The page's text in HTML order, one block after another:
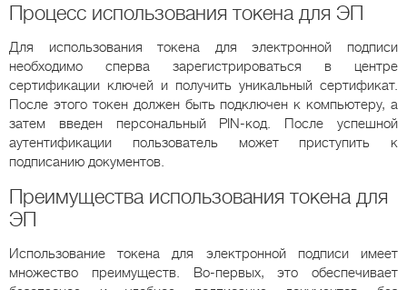
Процесс использования токена для ЭП
Для использования токена для электронной подписи
необходимо сперва зарегистрироваться в центре
сертификации ключей и получить уникальный сертификат.
После этого токен должен быть подключен к компьютеру, а
затем введен персональный PIN-код. После успешной
аутентификации пользователь может приступить к
подписанию документов.
Преимущества использования токена для
ЭП
Использование токена для электронной подписи имеет
множество преимуществ. Во-первых, это обеспечивает